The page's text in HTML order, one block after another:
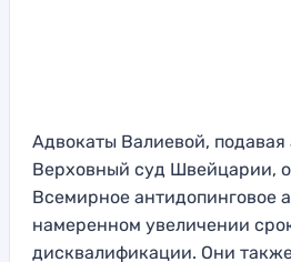
Адвокаты Валиевой,
Верховный суд Швейцарии,
Всемирное антидопинговое
намеренном увеличении
дисквалификации. Они